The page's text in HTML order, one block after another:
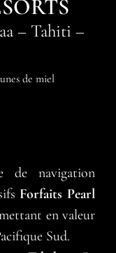
– Tahiti –
de miel
de navigation
Forfaits Pearl
en valeur
Sud.